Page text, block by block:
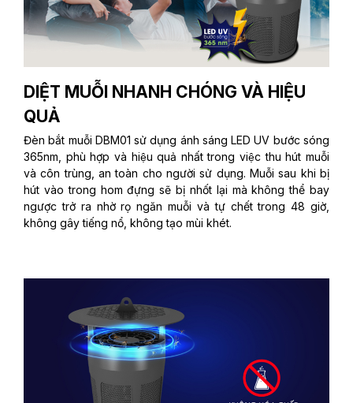
DIỆT MUỖI NHANH CHÓNG VÀ HIỆU
QUẢ
Đèn bắt muỗi DBM01 sử dụng ánh sáng LED UV bước sóng
365nm, phù hợp và hiệu quả nhất trong việc thu hút muỗi
và côn trùng, an toàn cho người sử dụng. Muỗi sau khi bị
hút vào trong hom đựng sẽ bị nhốt lại mà không thể bay
ngược trở ra nhờ rọ ngăn muỗi và tự chết trong 48 giờ,
không gây tiếng nổ, không tạo mùi khét.